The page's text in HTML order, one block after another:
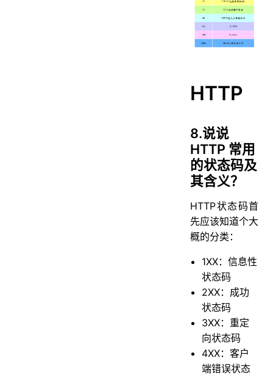
HTTP
8.说说
HTTP 常用
的状态码及
其含义？
HTTP状态码首
先应该知道个大
概的分类：
1XX：信息性
状态码
2XX：成功
状态码
3XX：重定
向状态码
4XX：客户
端错误状态